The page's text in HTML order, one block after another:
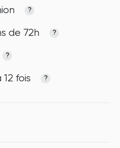
?
de 72h ?
?
fois ?